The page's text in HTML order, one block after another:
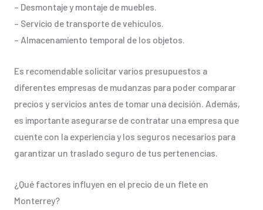
– Desmontaje y montaje de muebles.
– Servicio de transporte de vehículos.
– Almacenamiento temporal de los objetos.
Es recomendable solicitar varios presupuestos a
diferentes empresas de mudanzas para poder comparar
precios y servicios antes de tomar una decisión. Además,
es importante asegurarse de contratar una empresa que
cuente con la experiencia y los seguros necesarios para
garantizar un traslado seguro de tus pertenencias.
¿Qué factores influyen en el precio de un flete en
Monterrey?